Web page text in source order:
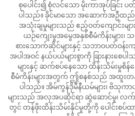
စုပေါင်း၍ စုံလင်သော မိုးကာအုပ်ခြင်း ပ
ပါသည်။ ခိုင်မာသော အဆောက်အဦထည်
အသုံးချမှုများသည် ဧည့်ဝတ်ကျောင်းများ၊
ယဉ်ကျေးမှုအမွေအနှစ်စီမံကိန်းများ၊ သ
စားသောက်ဆိုင်များနှင့် သဘာဝပတ်ဝန်းကျ
အပါအဝင် နယ်ပယ်များစွာကို ခြားနားစေ
များနှင့် ဆက်စပ်နေသော ထိန်းသိမ်းမှုစိန်
စီမံကိန်းများအတွက် ဤစနစ်သည် အထူးတန်
ပါသည်။ အိမ်ကွန်ဒိုမီနီယမ်များ၊ ဗိသုကာ
များသည် အလှအပဆိုင်ရာ ဆွဲဆောင်မှု၊ လ
တွင် တန်ဖိုးထိန်းသိမ်းနိုင်မှုတို့ကို ပေါင်းစပ်ထ